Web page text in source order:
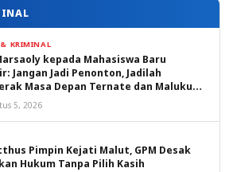
KRIMINAL
kepada Mahasiswa Baru
Jangan Jadi Penonton, Jadilah
Masa Depan Ternate dan Maluku
5, 2026
Pimpin Kejati Malut, GPM Desak
Hukum Tanpa Pilih Kasih